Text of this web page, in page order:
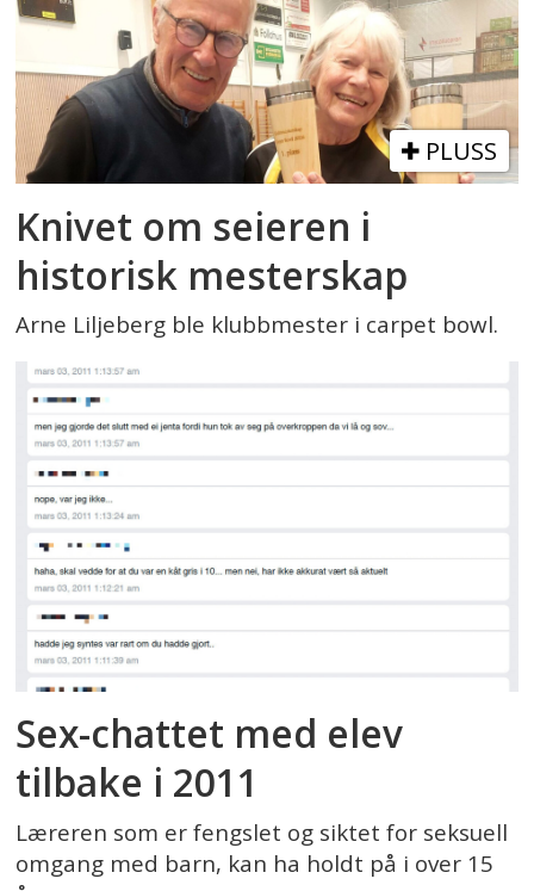
PLUSS
Knivet om seieren i
historisk mesterskap
Arne Liljeberg ble klubbmester i carpet bowl.
Sex-chattet med elev
tilbake i 2011
Læreren som er fengslet og siktet for seksuell
omgang med barn, kan ha holdt på i over 15